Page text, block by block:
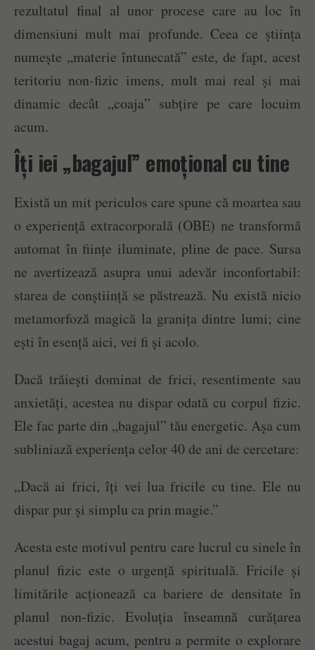
rezultatul final al unor procese care au loc în
dimensiuni mult mai profunde. Ceea ce știința
numește „materie întunecată” este, de fapt, acest
teritoriu non-fizic imens, mult mai real și mai
dinamic decât „coaja” subțire pe care locuim
acum.
Îți iei „bagajul” emoțional cu tine
Există un mit periculos care spune că moartea sau
o experiență extracorporală (OBE) ne transformă
automat în ființe iluminate, pline de pace. Sursa
ne avertizează asupra unui adevăr inconfortabil:
starea de conștiință se păstrează. Nu există nicio
metamorfoză magică la granița dintre lumi; cine
ești în esență aici, vei fi și acolo.
Dacă trăiești dominat de frici, resentimente sau
anxietăți, acestea nu dispar odată cu corpul fizic.
Ele fac parte din „bagajul” tău energetic. Așa cum
subliniază experiența celor 40 de ani de cercetare:
„Dacă ai frici, îți vei lua fricile cu tine. Ele nu
dispar pur și simplu ca prin magie.”
Acesta este motivul pentru care lucrul cu sinele în
planul fizic este o urgență spirituală. Fricile și
limitările acționează ca bariere de densitate în
planul non-fizic. Evoluția înseamnă curățarea
acestui bagaj acum, pentru a permite o explorare